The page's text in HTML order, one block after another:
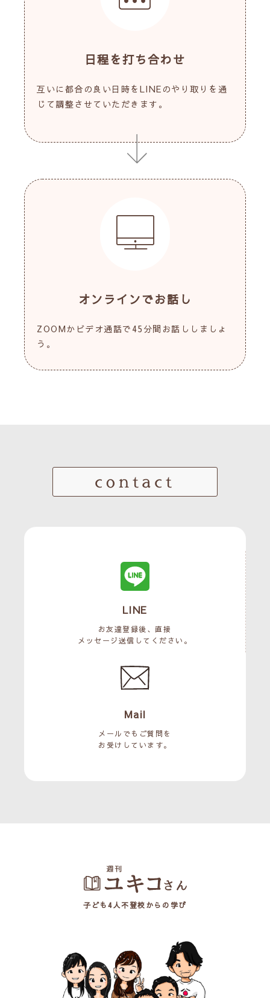
日程を打ち合わせ
互いに都合の良い日時をLINEのやり取りを通
じて調整させていただきます。
オンラインでお話し
ZOOMかビデオ通話で45分間お話ししましょ
う。
contact
LINE
お友達登録後、直接
メッセージ送信してください。
Mail
メールでもご質問を
お受けしています。
子ども4人不登校からの学び